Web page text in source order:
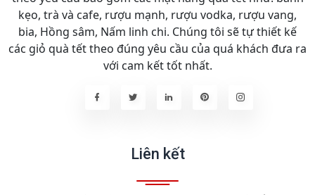
kẹo, trà và cafe, rượu mạnh, rượu vodka, rượu vang,
bia, Hồng sâm, Nấm linh chi. Chúng tôi sẽ tự thiết kế
các giỏ quà tết theo đúng yêu cầu của quá khách đưa ra
với cam kết tốt nhất.
Liên kết